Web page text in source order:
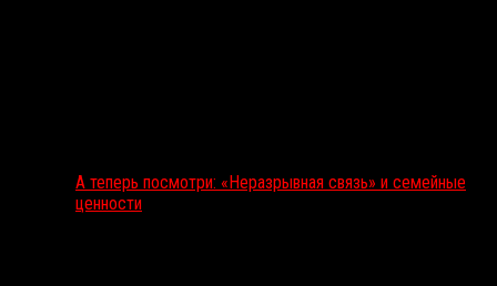
А теперь посмотри: «Неразрывная связь» и семейные
ценности